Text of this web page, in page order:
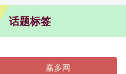
话题标签
嘉多网